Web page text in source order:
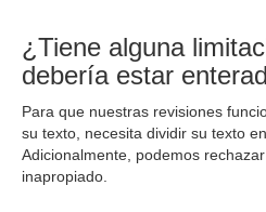
¿Tiene alguna
debería estar
Para que nuestras revisiones
su texto, necesita dividir su texto
Adicionalmente, podemos
inapropiado.